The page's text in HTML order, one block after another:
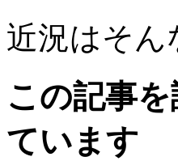
近況はそん
この記事
ています